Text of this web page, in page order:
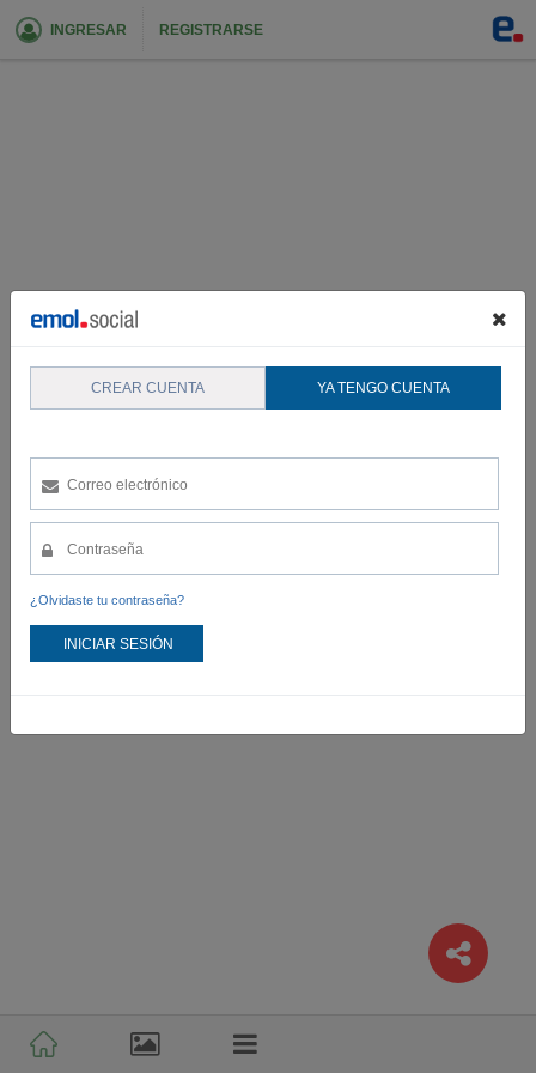
CREAR CUENTA YA TENGO CUENTA
¿Olvidaste tu contraseña?
INICIAR SESIÓN
INGRESAR REGISTRARSE